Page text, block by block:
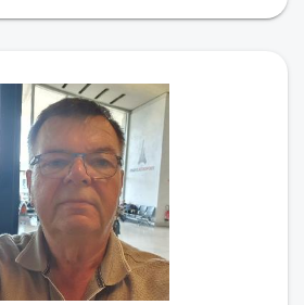
pas plastoc, simple mais pas
surtout pas son alter ego,
dans sa tête et dans ses